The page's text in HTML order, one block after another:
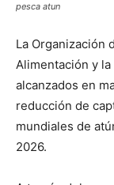
pesca atun
La Organización
Alimentación y la
alcanzados en
reducción de
mundiales de
2026.